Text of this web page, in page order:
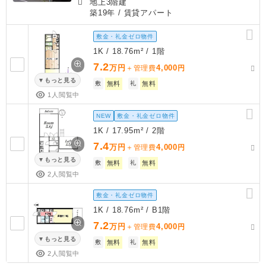
地上3階建
築19年 / 賃貸アパート
もっと見る
1人閲覧中
敷金・礼金ゼロ物件
1K / 18.76m² / 1階
7.2万円 ＋管理費4,000 円
敷 無料 礼 無料
もっと見る
2人閲覧中
NEW 敷金・礼金ゼロ物件
1K / 17.95m² / 2階
7.4万円 ＋管理費4,000 円
敷 無料 礼 無料
もっと見る
2人閲覧中
敷金・礼金ゼロ物件
1K / 18.76m² / B1階
7.2万円 ＋管理費4,000 円
敷 無料 礼 無料